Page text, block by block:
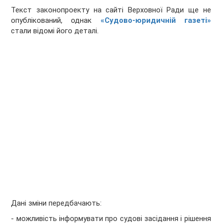
Текст законопроекту на сайті Верховної Ради ще не
опублікований, однак «Судово-юридичній газеті»
стали відомі його деталі.
Дані зміни передбачають:
- можливість інформувати про судові засідання і рішення